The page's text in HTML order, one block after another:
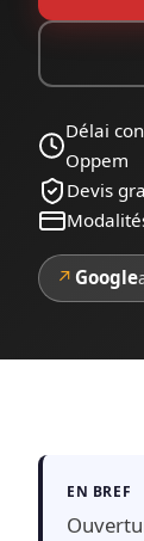
Délai
Oppem
Devis
↗ Google
EN BREF